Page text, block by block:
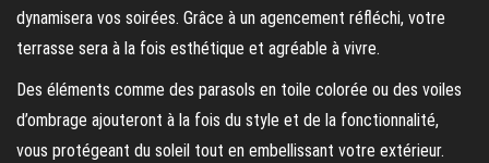
dynamisera vos soirées. Grâce à un agencement réfléchi, votre
terrasse sera à la fois esthétique et agréable à vivre.
Des éléments comme des parasols en toile colorée ou des voiles
d’ombrage ajouteront à la fois du style et de la fonctionnalité,
vous protégeant du soleil tout en embellissant votre extérieur.